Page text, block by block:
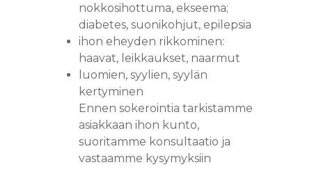
nokkosihottuma, ekseema;
diabetes, suonikohjut, epilepsia
ihon eheyden rikkominen:
haavat, leikkaukset, naarmut
luomien, syylien, syylän
kertyminen
Ennen sokerointia tarkistamme
asiakkaan ihon kunto,
suoritamme konsultaatio ja
vastaamme kysymyksiin